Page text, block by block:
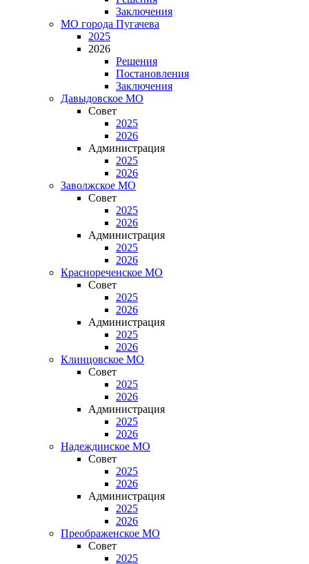
Заключения
МО города Пугачева
2025
2026
Решения
Постановления
Заключения
Давыдовское МО
Совет
2025
2026
Администрация
2025
2026
Заволжское МО
Совет
2025
2026
Администрация
2025
2026
Краснореченское МО
Совет
2025
2026
Администрация
2025
2026
Клинцовское МО
Совет
2025
2026
Администрация
2025
2026
Надеждинское МО
Совет
2025
2026
Администрация
2025
2026
Преображенское МО
Совет
2025